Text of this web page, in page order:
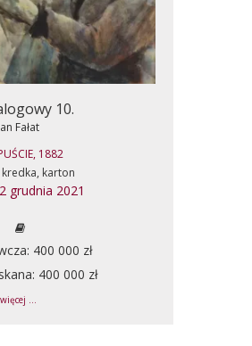
10.
Fałat
1882
karton
grudnia 2021
400 000 zł
400 000 zł
...